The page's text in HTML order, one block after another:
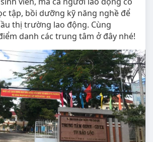
tập, bồi dưỡng kỹ năng nghề để
thị trường lao động. Cùng
danh các trung tâm ở đây nhé!